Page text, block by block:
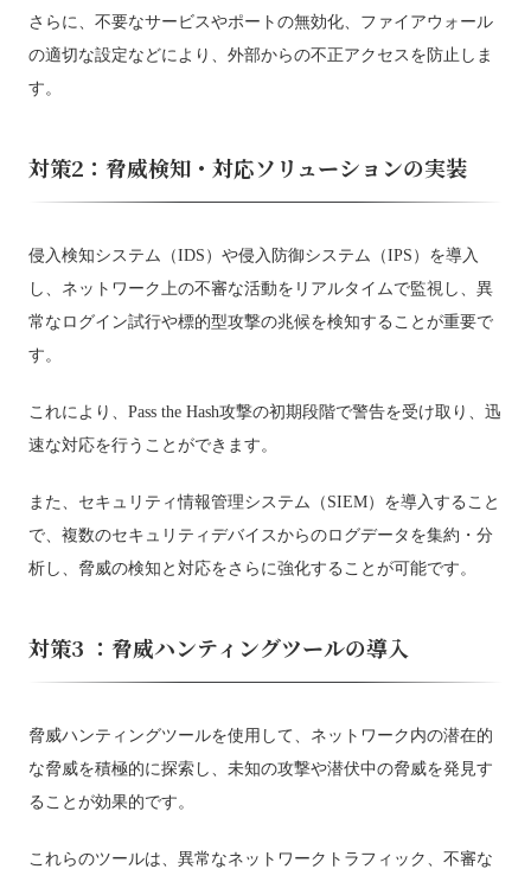
さらに、不要なサービスやポートの無効化、ファイアウォール
の適切な設定などにより、外部からの不正アクセスを防止しま
す。
対策2：脅威検知・対応ソリューションの実装
侵入検知システム（IDS）や侵入防御システム（IPS）を導入
し、ネットワーク上の不審な活動をリアルタイムで監視し、異
常なログイン試行や標的型攻撃の兆候を検知することが重要で
す。
これにより、Pass the Hash攻撃の初期段階で警告を受け取り、迅
速な対応を行うことができます。
また、セキュリティ情報管理システム（SIEM）を導入すること
で、複数のセキュリティデバイスからのログデータを集約・分
析し、脅威の検知と対応をさらに強化することが可能です。
対策3 ：脅威ハンティングツールの導入
脅威ハンティングツールを使用して、ネットワーク内の潜在的
な脅威を積極的に探索し、未知の攻撃や潜伏中の脅威を発見す
ることが効果的です。
これらのツールは、異常なネットワークトラフィック、不審な